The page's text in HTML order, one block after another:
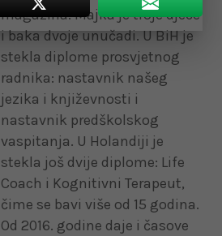
magazina. Majka je troje djece
i baka dvoje unučadi. U BiH je
stekla diplome prosvjetnog
radnika: nastavnik našeg
jezika i književnosti i
nastavnik predškolskog
vaspitanja. U Holandiji je
stekla još dvije diplome: Life
Coach i Kognitivni Terapeut,
čime se bavi više od 15 godina.
Od 2016. godine daje i časove